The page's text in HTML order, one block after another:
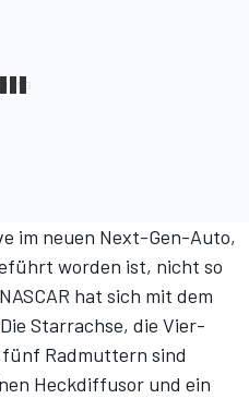
im neuen Next-Gen-Auto,
worden ist, nicht so
hat sich mit dem
Starrachse, die Vier-
Radmuttern sind
Heckdiffusor und ein